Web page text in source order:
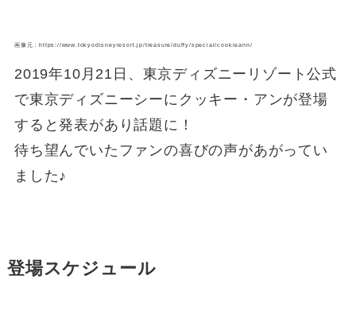
画像元：https://www.tokyodisneyresort.jp/treasure/duffy/special/cookieann/
2019年10月21日、東京ディズニーリゾート公式
で東京ディズニーシーにクッキー・アンが登場
すると発表があり話題に！
待ち望んでいたファンの喜びの声があがってい
ました♪
登場スケジュール